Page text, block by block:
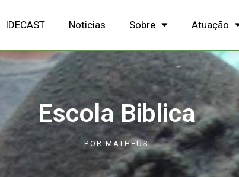
IDECAST Noticias Sobre Atuação
Escola Biblica
POR MATHEUS